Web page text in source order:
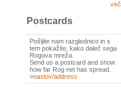
več
Postcards
Pošljite nam razglednico in s
tem pokažite, kako daleč sega
Rogova mreža.
Send us a postcard and show
how far Rog net has spread.
>naslov/address